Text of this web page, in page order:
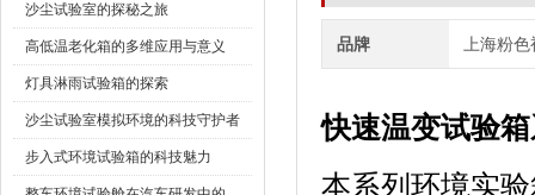
沙尘试验室的探秘之旅
高低温老化箱的多维应用与意义
灯具淋雨试验箱的探索
沙尘试验室模拟环境的科技守护者
步入式环境试验箱的科技魅力
品牌 上海粉
快速温变试验箱
本系列环境实验